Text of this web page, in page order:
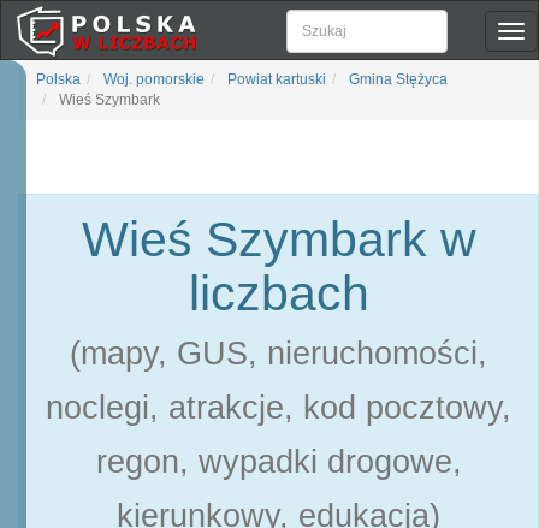
Polska Woj. pomorskie Powiat kartuski
Gmina Stężyca
Wieś Szymbark
Wieś Szymbark w
liczbach
(mapy, GUS, nieruchomości,
noclegi, atrakcje, kod pocztowy,
regon, wypadki drogowe,
kierunkowy, edukacja)